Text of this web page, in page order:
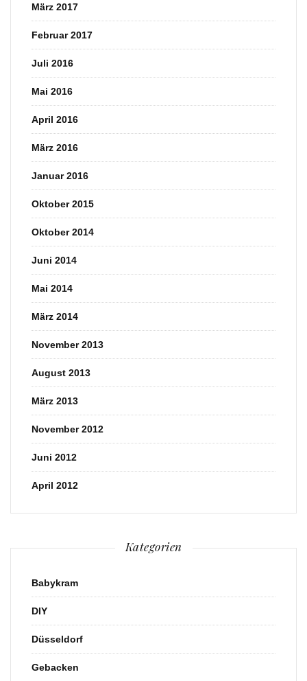
März 2017
Februar 2017
Juli 2016
Mai 2016
April 2016
März 2016
Januar 2016
Oktober 2015
Oktober 2014
Juni 2014
Mai 2014
März 2014
November 2013
August 2013
März 2013
November 2012
Juni 2012
April 2012
Kategorien
Babykram
DIY
Düsseldorf
Gebacken